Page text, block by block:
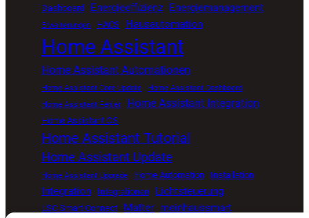
Dashboard
Energieeffizienz Energiemanagement
Erweiterungen HACS Hausautomation
Home Assistant
Home Assistant Automationen
Home Assistant Core Update
Home Assistant Dashboard
Home Assistant Fehler
Home Assistant Integration
Home Assistant OS
Home Assistant Tutorial
Home Assistant Update
Home Assistant Upgrade Home Automation Installation
Integration Integrationen Lichtsteuerung
LSC Smart Connect Matter meinhaussmart